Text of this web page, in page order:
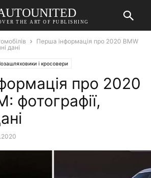
THE ART OF PUBLISHING
Перша інформація про 2020 BMW
дані
і кросовери
про 2020
фотографії,